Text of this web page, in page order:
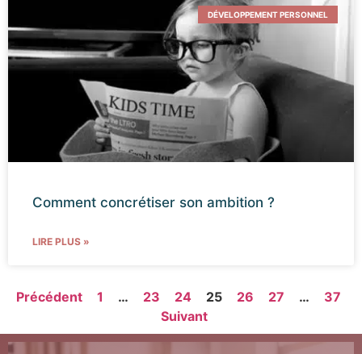
DÉVELOPPEMENT PERSONNEL
Comment concrétiser son ambition ?
LIRE PLUS »
Précédent 1 … 23 24 25 26 27 …
37
Suivant